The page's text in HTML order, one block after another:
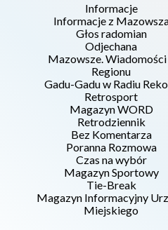
Informacje
Informacje z
Głos radomian
Odjechana
Mazowsze. Wiadomości
Regionu
Gadu-Gadu w Radiu
Retrosport
Magazyn WORD
Retrodziennik
Bez Komentarza
Poranna Rozmowa
Czas na wybór
Magazyn Sportowy
Tie-Break
Magazyn Informacyjny
Miejskiego